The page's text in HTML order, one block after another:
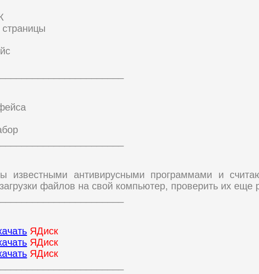
страницы
известными антивирусными программами и
файлов на свой компьютер, проверить их еще
ЯДиск
ЯДиск
ЯДиск